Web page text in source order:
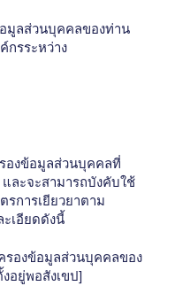
มูลส่วนบุคคลของท่าน
กรระหว่าง
องข้อมูลส่วนบุคคลที่
และจะสามารถบังคับใช้
การเยียวยาตาม
เอียดดังนี้
รองข้อมูลส่วนบุคคลของ
อยู่พอสังเขป]